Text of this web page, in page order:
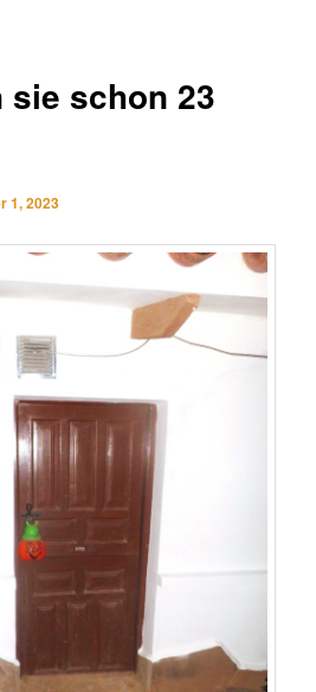
schon 23
1, 2023